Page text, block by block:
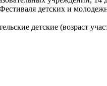
детских и
детские (возраст